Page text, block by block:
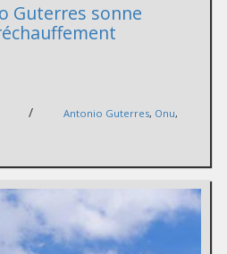
Guterres sonne
/ Antonio Guterres, Onu,